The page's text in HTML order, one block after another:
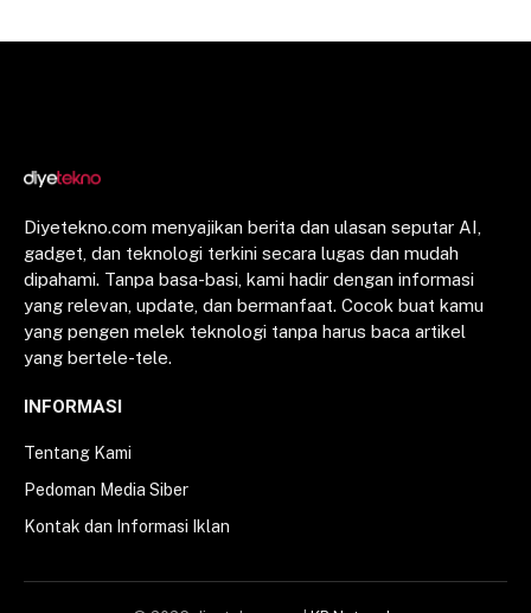
Diyetekno.com menyajikan berita dan ulasan seputar AI,
gadget, dan teknologi terkini secara lugas dan mudah
dipahami. Tanpa basa-basi, kami hadir dengan informasi
yang relevan, update, dan bermanfaat. Cocok buat kamu
yang pengen melek teknologi tanpa harus baca artikel
yang bertele-tele.
INFORMASI
Tentang Kami
Pedoman Media Siber
Kontak dan Informasi Iklan